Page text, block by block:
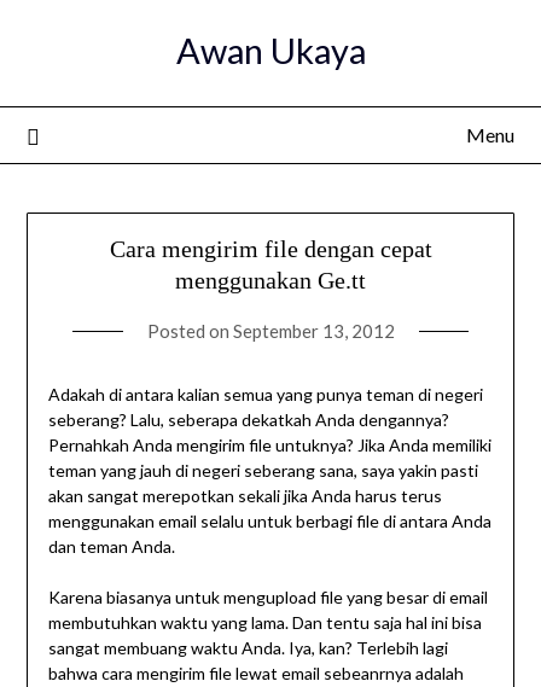
Awan Ukaya
Menu
Cara mengirim file dengan cepat
menggunakan Ge.tt
Posted on September 13, 2012
Adakah di antara kalian semua yang punya teman di negeri
seberang? Lalu, seberapa dekatkah Anda dengannya?
Pernahkah Anda mengirim file untuknya? Jika Anda memiliki
teman yang jauh di negeri seberang sana, saya yakin pasti
akan sangat merepotkan sekali jika Anda harus terus
menggunakan email selalu untuk berbagi file di antara Anda
dan teman Anda.
Karena biasanya untuk mengupload file yang besar di email
membutuhkan waktu yang lama. Dan tentu saja hal ini bisa
sangat membuang waktu Anda. Iya, kan? Terlebih lagi
bahwa cara mengirim file lewat email sebeanrnya adalah